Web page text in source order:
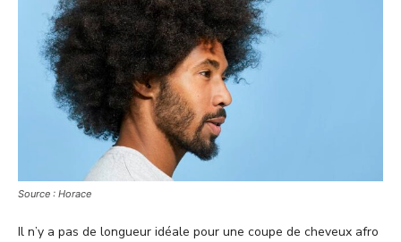
Source : Horace
Il n’y a pas de longueur idéale pour une coupe de cheveux afro